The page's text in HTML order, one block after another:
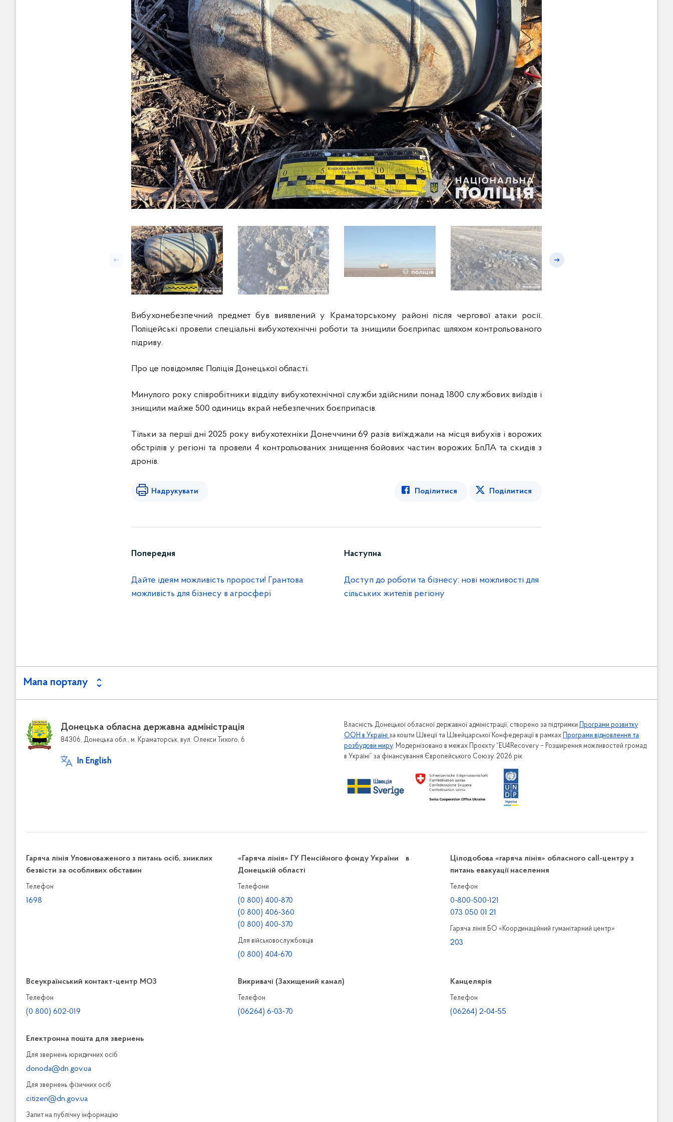
Попередній слайд Наступний слайд
Вибухонебезпечний предмет був виявлений у Краматорському районі після чергової атаки росії.
Поліцейські провели спеціальні вибухотехнічні роботи та знищили боєприпас шляхом контрольованого
підриву.
Про це повідомляє Поліція Донецької області.
Минулого року співробітники відділу вибухотехнічної служби здійснили понад 1800 службових виїздів і
знищили майже 500 одиниць вкрай небезпечних боєприпасів.
Тільки за перші дні 2025 року вибухотехніки Донеччини 69 разів виїжджали на місця вибухів і ворожих
обстрілів у регіоні та провели 4 контрольованих знищення бойових частин ворожих БпЛА та скидів з
дронів.
Надрукувати Поділитися Поділитися
Попередня
Дайте ідеям можливість прорости! Грантова
можливість для бізнесу в агросфері
Наступна
Доступ до роботи та бізнесу: нові можливості для
сільських жителів регіону
Мапа порталу
Донецька обласна державна адміністрація
84306, Донецька обл., м. Краматорськ, вул. Олекси Тихого, 6
In English
Власність Донецької обласної державної адміністрації, створено за підтримки
Програми розвитку
ООН в Україні за кошти Швеції та Швейцарської Конфедерації в рамках
Програми відновлення та
розбудови миру. Модернізовано в межах Проєкту “EU4Recovery – Розширення можливостей громад
в Україні” за фінансування Європейського Союзу. 2026 рік
Гаряча лінія Уповноваженого з питань осіб, зниклих
безвісти за особливих обставин
Телефон
1698
«Гаряча лінія» ГУ Пенсійного фонду України в
Донецькій області
Телефони
(0 800) 400-870
(0 800) 406-360
(0 800) 400-370
Для військовослужбовців
(0 800) 404-670
Цілодобова «гаряча лінія» обласного call-центру з
питань евакуації населення
Телефон
0-800-500-121
073 050 01 21
Гаряча лінія БО «Координаційний гуманітарний центр»
203
Всеукраїнський контакт-центр МОЗ
Телефон
(0 800) 602-019
Викривачі (Захищений канал)
Телефон
(06264) 6-03-70
Канцелярiя
Телефон
(06264) 2-04-55
Електронна пошта для звернень
Для звернень юридичних осiб
donoda@dn.gov.ua
Для звернень фізичних осiб
citizen@dn.gov.ua
Запит на публiчну інформацiю